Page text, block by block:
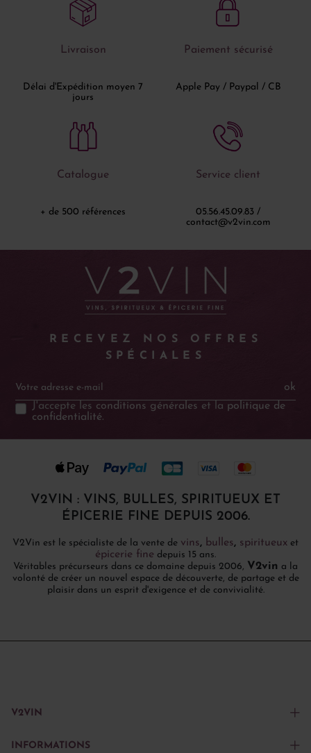
Livraison
Délai d'Expédition moyen 7
jours
Paiement sécurisé
Apple Pay / Paypal / CB
Catalogue
+ de 500 références
Service client
05.56.45.09.83 /
contact@v2vin.com
RECEVEZ NOS OFFRES
SPÉCIALES
ok
J'accepte les conditions générales et la politique de
confidentialité.
V2VIN : VINS, BULLES, SPIRITUEUX ET
ÉPICERIE FINE DEPUIS 2006.
V2Vin est le spécialiste de la vente de vins, bulles, spiritueux et
épicerie fine depuis 15 ans.
Véritables précurseurs dans ce domaine depuis 2006, V2vin a la
volonté de créer un nouvel espace de découverte, de partage et de
plaisir dans un esprit d'exigence et de convivialité.
V2VIN
INFORMATIONS